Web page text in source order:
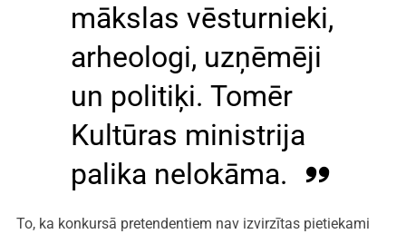
mākslas vēsturnieki,
arheologi, uzņēmēji
un politiķi. Tomēr
Kultūras ministrija
palika nelokāma.
To, ka konkursā pretendentiem nav izvirzītas pietiekami